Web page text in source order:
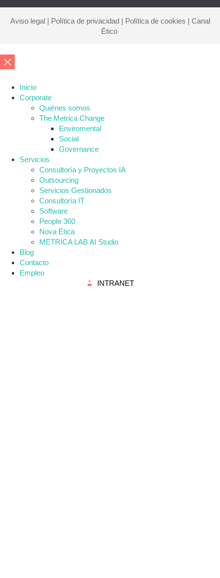
Aviso legal| Política de privacidad| Política de cookies | Canal
Ético
Inicio
Corporate
Quiénes somos
The Metrica Change
Enviromental
Social
Governance
Servicios
Consultoría y Proyectos IA
Outsourcing
Servicios Gestionados
Consultoría IT
Software
People 360
Nova Ética
METRICA LAB AI Studio
Blog
Contacto
Empleo
INTRANET